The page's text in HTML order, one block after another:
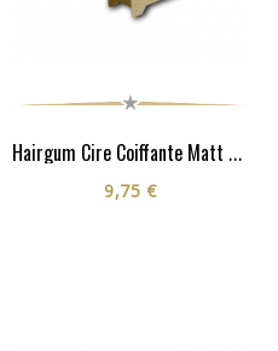
Hairgum Cire Coiffante Matt 40G
9,75 €